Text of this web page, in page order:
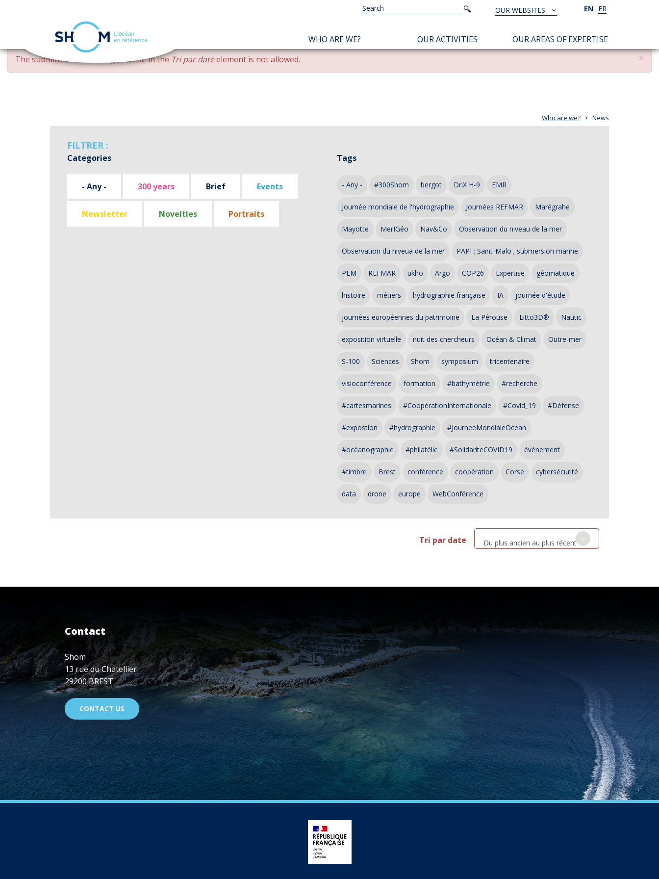
Skip
main
EN FR
TOUS
NOS
SITES
OUR WEBSITES
Search
Search
NAVIGATION
PRINCIPALE
WHO ARE WE? OUR ACTIVITIES OUR AREAS OF EXPERTISE
×
ERROR
MESSAGE
The submitted value changed DESCin theTri par dateelement is not allowed.
Who are we? News
FILTRER :
Categories
- Any - 300 years Brief Events
Newsletter Novelties Portraits
Tags
- Any - #300Shom bergot DriX H-9 EMR
Journée mondiale de l'hydrographie Journées REFMAR Marégrahe
Mayotte MerIGéo Nav&Co Observation du niveau de la mer
Observation du niveua de la mer PAPI ; Saint-Malo ; submersion marine
PEM REFMAR ukho Argo COP26 Expertise géomatique
histoire métiers hydrographie française IA journée d'étude
journées européennes du patrimoine La Pérouse Litto3D® Nautic
exposition virtuelle nuit des chercheurs Océan & Climat Outre-mer
S-100 Sciences Shom symposium tricentenaire
visioconférence formation #bathymétrie #recherche
#cartesmarines #CoopérationInternationale #Covid_19 #Défense
#expostion #hydrographie #JourneeMondialeOcean
#océanographie #philatélie #SolidariteCOVID19 événement
#timbre Brest conférence coopération Corse cybersécurité
data drone europe WebConférence
Tri par date Du plus ancien au plus récent
Contact
Shom
13 rue du Chatellier
29200 BREST
CONTACT US